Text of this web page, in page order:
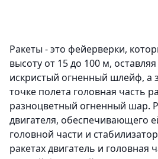
Ракеты - это фейерверки,
высоту от 15 до 100 м,
искристый огненный шлейф, а
точке полета головная часть
разноцветный огненный шар.
двигателя, обеспечивающего
головной части и
ракетах двигатель и головная